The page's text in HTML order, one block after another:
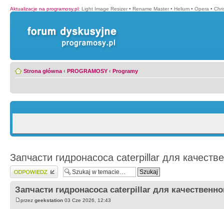
Aktualizacje na programosy.pl: Light Image Resizer • Rename Master • Helium • Opera •
Strona główna ‹ PROGRAMOSY ‹ Programy
Запчасти гидронасоса caterpillar для
Wyślij odpowiedź
Запчасти гидронасоса caterpillar для
przez geekstation 03 Cze 2026, 12:43